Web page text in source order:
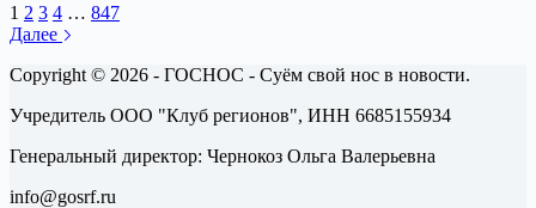
1 2 3 4 … 847
Далее
Copyright © 2026 - ГОСНОС - Суём свой нос в новости.
Учредитель ООО "Клуб регионов", ИНН 6685155934
Генеральный директор: Чернокоз Ольга Валерьевна
info@gosrf.ru